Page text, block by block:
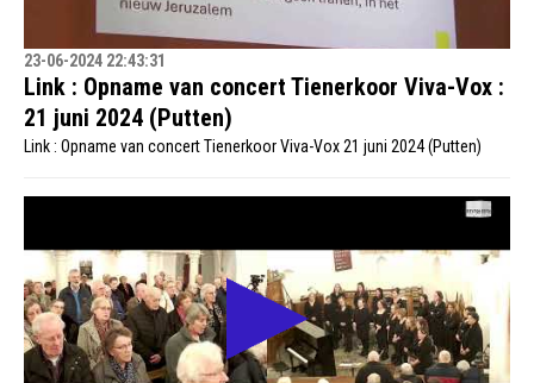
23-06-2024 22:43:31
Link : Opname van concert Tienerkoor Viva-Vox :
21 juni 2024 (Putten)
Link : Opname van concert Tienerkoor Viva-Vox 21 juni 2024 (Putten)